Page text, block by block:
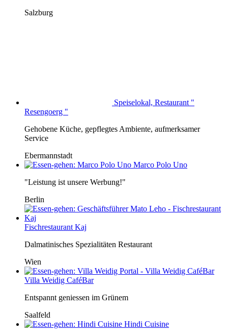
Salzburg
Speiselokal, Restaurant "
Resengoerg "
Gehobene Küche, gepflegtes Ambiente, aufmerksamer
Service
Ebermannstadt
Marco Polo Uno
"Leistung ist unsere Werbung!"
Berlin
Fischrestaurant Kaj
Dalmatinisches Spezialitäten Restaurant
Wien
Villa Weidig CaféBar
Entspannt geniessen im Grünem
Saalfeld
Hindi Cuisine